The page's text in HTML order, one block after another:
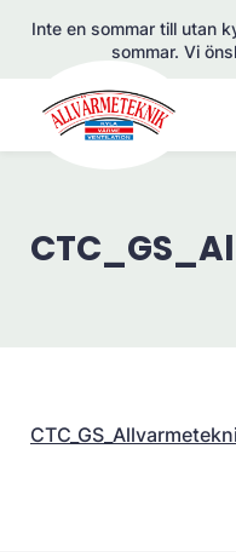
Inte en sommar till utan
sommar. Vi